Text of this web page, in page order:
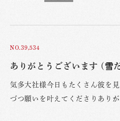
NO.39,534
ありがとうございます (雪
気多大社様今日もたくさん彼を
づつ願いを叶えてくださりありが